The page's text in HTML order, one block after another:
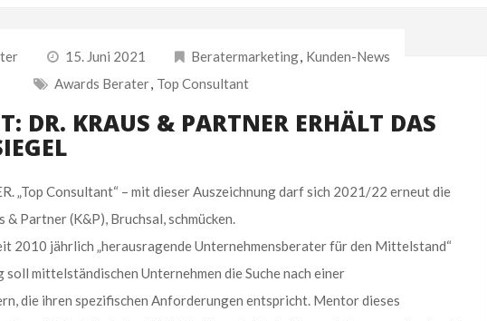
15. Juni 2021 Beratermarketing, Kunden-News
Awards Berater, Top Consultant
DR. KRAUS & PARTNER ERHÄLT DAS
„Top Consultant“ – mit dieser Auszeichnung darf sich 2021/22 erneut die
Partner (K&P), Bruchsal, schmücken.
2010 jährlich „herausragende Unternehmensberater für den Mittelstand“
mittelständischen Unternehmen die Suche nach einer
die ihren spezifischen Anforderungen entspricht. Mentor dieses